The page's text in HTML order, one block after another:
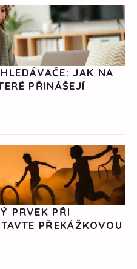
JAK NA
PŘINÁŠEJÍ
PRVEK PŘI
PŘEKÁŽKOVOU